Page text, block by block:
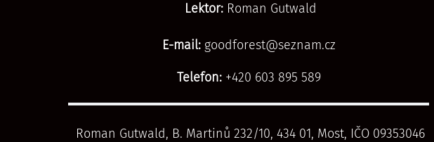
Lektor: Roman Gutwald
E-mail: goodforest@seznam.cz
Telefon:+420 603 895 589
Roman Gutwald, B. Martinů 232/10, 434 01, Most, IČO 09353046